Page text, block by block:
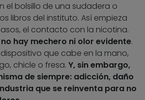
el bolsillo de una sudadera o
libros del instituto. Así empieza
el contacto con la nicotina.
hay mechero ni olor evidente.
que cabe en la mano,
chicle o fresa. Y, sin embargo,
de siempre: adicción, daño
que se reinventa para no